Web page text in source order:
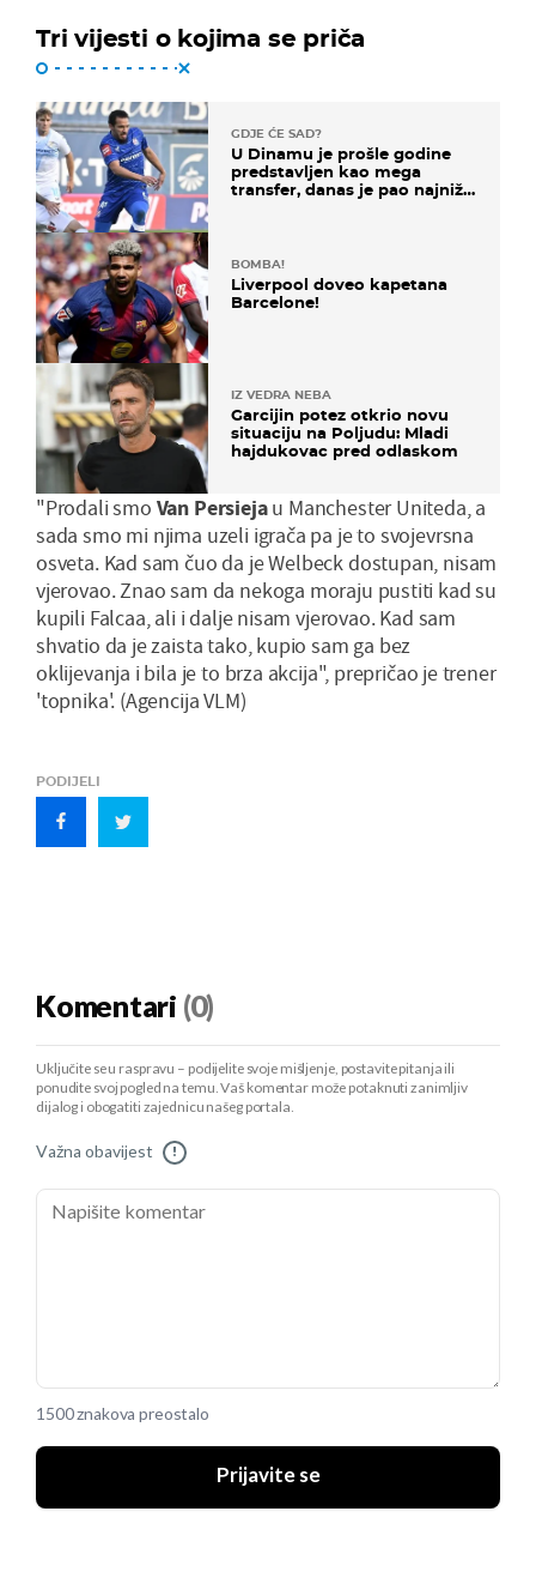
Tri vijesti o kojima se priča
GDJE ĆE SAD?
U Dinamu je prošle godine
predstavljen kao mega
transfer, danas je pao najniže
BOMBA!
Liverpool doveo kapetana
Barcelone!
IZ VEDRA NEBA
Garcijin potez otkrio novu
situaciju na Poljudu: Mladi
hajdukovac pred odlaskom
"Prodali smo Van Persiejau Manchester Uniteda, a
sada smo mi njima uzeli igrača pa je to svojevrsna
osveta. Kad sam čuo da je Welbeck dostupan, nisam
vjerovao. Znao sam da nekoga moraju pustiti kad su
kupili Falcaa, ali i dalje nisam vjerovao. Kad sam
shvatio da je zaista tako, kupio sam ga bez
oklijevanja i bila je to brza akcija", prepričao je trener
'topnika'. (Agencija VLM)
PODIJELI
Komentari (0)
Uključite se u raspravu – podijelite svoje mišljenje, postavite pitanja ili
ponudite svoj pogled na temu. Vaš komentar može potaknuti zanimljiv
dijalog i obogatiti zajednicu našeg portala.
Važna obavijest !
1500 znakova preostalo
Prijavite se